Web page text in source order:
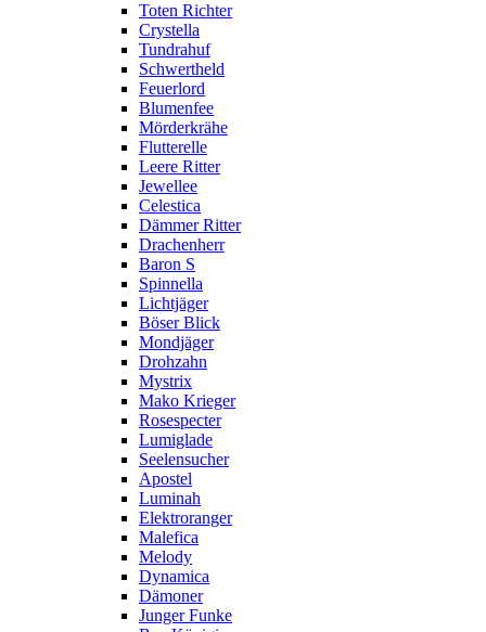
Toten Richter
Crystella
Tundrahuf
Schwertheld
Feuerlord
Blumenfee
Mörderkrähe
Flutterelle
Leere Ritter
Jewellee
Celestica
Dämmer Ritter
Drachenherr
Baron S
Spinnella
Lichtjäger
Böser Blick
Mondjäger
Drohzahn
Mystrix
Mako Krieger
Rosespecter
Lumiglade
Seelensucher
Apostel
Luminah
Elektroranger
Malefica
Melody
Dynamica
Dämoner
Junger Funke